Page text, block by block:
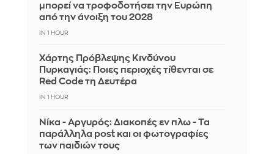
μπορεί να τροφοδοτήσει την Ευρώπη
από την άνοιξη του 2028
IN 1 HOUR
Χάρτης Πρόβλεψης Κινδύνου
Πυρκαγιάς: Ποιες περιοχές τίθενται σε
Red Code τη Δευτέρα
IN 1 HOUR
Νίκα - Αργυρός: Διακοπές εν πλω - Τα
παράλληλα post και οι φωτογραφίες
των παιδιών τους